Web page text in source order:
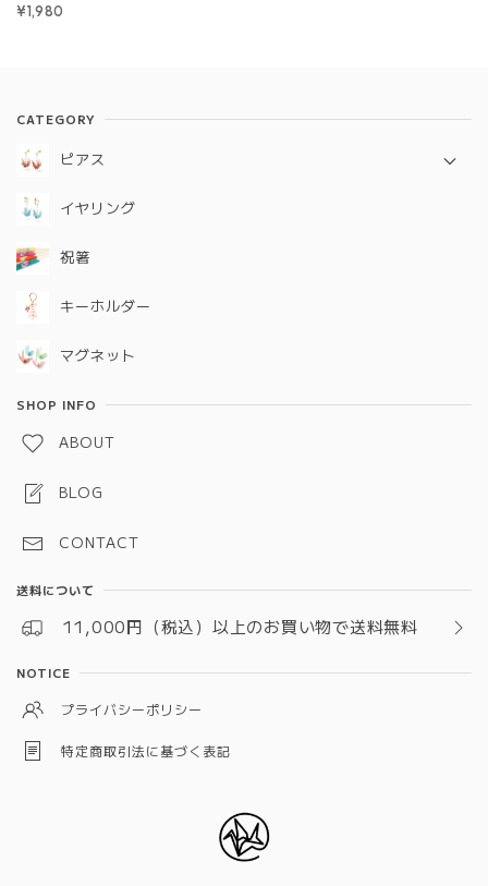
¥1,980
CATEGORY
ピアス
定番シリーズ
イヤリング
祝箸
キーホルダー
マグネット
SHOP INFO
ABOUT
BLOG
CONTACT
送料について
11,000円（税込）以上のお買い物で送料無料
NOTICE
プライバシーポリシー
特定商取引法に基づく表記